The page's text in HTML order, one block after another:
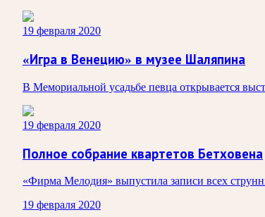
19 февраля 2020
«Игра в Венецию» в музее Шаляпина
В Мемориальной усадьбе певца открывается
19 февраля 2020
Полное собрание квартетов Бетховена
«Фирма Мелодия» выпустила записи всех
19 февраля 2020